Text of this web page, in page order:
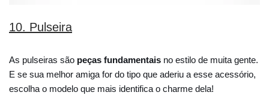
10. Pulseira
As pulseiras são peças fundamentais no estilo de muita gente.
E se sua melhor amiga for do tipo que aderiu a esse acessório,
escolha o modelo que mais identifica o charme dela!